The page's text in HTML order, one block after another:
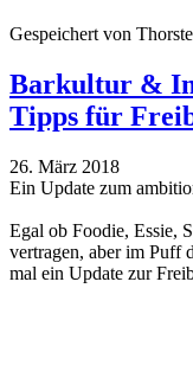
Gespeichert von
Barkultur &
Tipps für
26. März 2018
Ein Update zum
Egal ob Foodie, Essie,
vertragen, aber im Puff
mal ein Update zur